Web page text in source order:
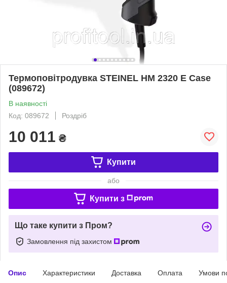
Термоповітродувка STEINEL HM 2320 E Case
(089672)
В наявності
Код: 089672
Роздріб
10 011 ₴
Купити
або
Купити з
Що таке купити з Пром?
Замовлення під захистом
Опис Характеристики Доставка Оплата Умови